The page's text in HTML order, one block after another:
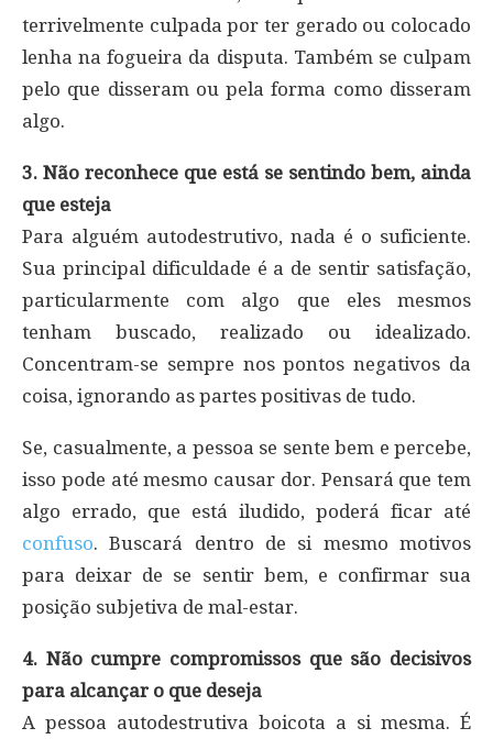
terrivelmente culpada por ter gerado ou colocado
lenha na fogueira da disputa. Também se culpam
pelo que disseram ou pela forma como disseram
algo.
3. Não reconhece que está se sentindo bem, ainda
que esteja
Para alguém autodestrutivo, nada é o suficiente.
Sua principal dificuldade é a de sentir satisfação,
particularmente com algo que eles mesmos
tenham buscado, realizado ou idealizado.
Concentram-se sempre nos pontos negativos da
coisa, ignorando as partes positivas de tudo.
Se, casualmente, a pessoa se sente bem e percebe,
isso pode até mesmo causar dor. Pensará que tem
algo errado, que está iludido, poderá ficar até
confuso. Buscará dentro de si mesmo motivos
para deixar de se sentir bem, e confirmar sua
posição subjetiva de mal-estar.
4. Não cumpre compromissos que são decisivos
para alcançar o que deseja
A pessoa autodestrutiva boicota a si mesma. É